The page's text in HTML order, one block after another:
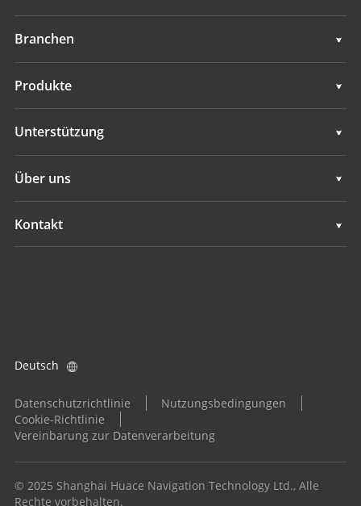
Branchen
Geodaten
Navigation
Produkte
Geodaten
Navigation
Unterstützung
Über uns
Übersicht
Investoren
Kontakt
Datenschutzrichtlinie
Nutzungsbedingungen
Cookie-Richtlinie
Vereinbarung zur Datenverarbeitung
Deutsch
© 2025 Shanghai Huace Navigation Technology Ltd., Alle
Rechte vorbehalten.